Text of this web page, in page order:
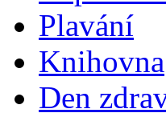
Plavání
Knihovna
Den